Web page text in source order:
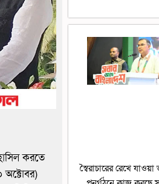
করতে
অক্টোবর)
স্বৈরাচারের রেখে যাওয়া